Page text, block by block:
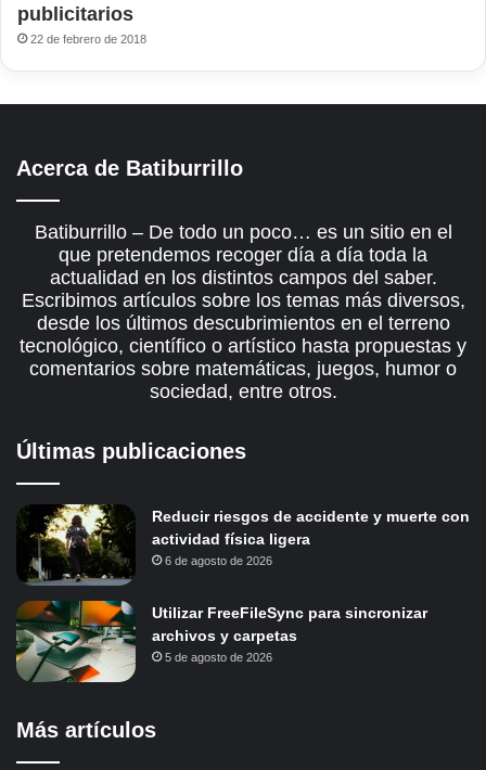
publicitarios
22 de febrero de 2018
Acerca de Batiburrillo
Batiburrillo – De todo un poco… es un sitio en el
que pretendemos recoger día a día toda la
actualidad en los distintos campos del saber.
Escribimos artículos sobre los temas más diversos,
desde los últimos descubrimientos en el terreno
tecnológico, científico o artístico hasta propuestas y
comentarios sobre matemáticas, juegos, humor o
sociedad, entre otros.
Últimas publicaciones
Reducir riesgos de accidente y muerte con
actividad física ligera
6 de agosto de 2026
Utilizar FreeFileSync para sincronizar
archivos y carpetas
5 de agosto de 2026
Más artículos